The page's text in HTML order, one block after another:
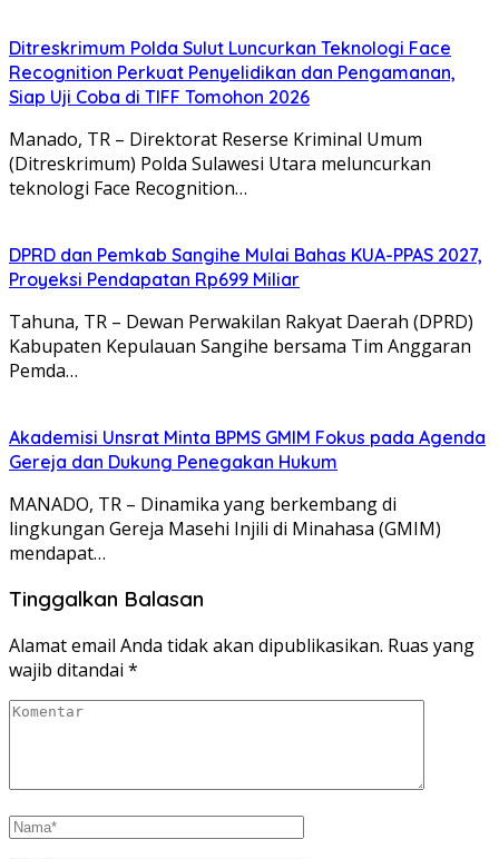
Ditreskrimum Polda Sulut Luncurkan Teknologi Face
Recognition Perkuat Penyelidikan dan Pengamanan,
Siap Uji Coba di TIFF Tomohon 2026
Manado, TR – Direktorat Reserse Kriminal Umum
(Ditreskrimum) Polda Sulawesi Utara meluncurkan
teknologi Face Recognition…
DPRD dan Pemkab Sangihe Mulai Bahas KUA-PPAS 2027,
Proyeksi Pendapatan Rp699 Miliar
Tahuna, TR – Dewan Perwakilan Rakyat Daerah (DPRD)
Kabupaten Kepulauan Sangihe bersama Tim Anggaran
Pemda…
Akademisi Unsrat Minta BPMS GMIM Fokus pada Agenda
Gereja dan Dukung Penegakan Hukum
MANADO, TR – Dinamika yang berkembang di
lingkungan Gereja Masehi Injili di Minahasa (GMIM)
mendapat…
Tinggalkan Balasan
Alamat email Anda tidak akan dipublikasikan. Ruas yang
wajib ditandai *